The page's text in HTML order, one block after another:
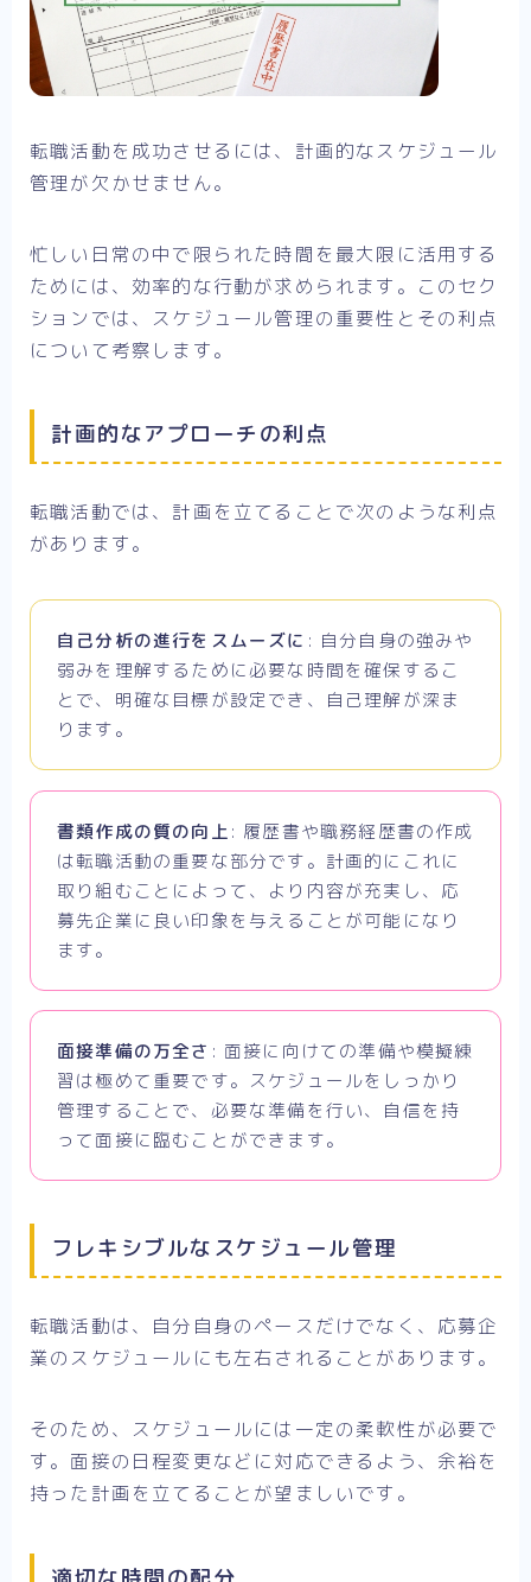
転職活動を成功させるには、計画的なスケジュール
管理が欠かせません。
忙しい日常の中で限られた時間を最大限に活用する
ためには、効率的な行動が求められます。このセク
ションでは、スケジュール管理の重要性とその利点
について考察します。
計画的なアプローチの利点
転職活動では、計画を立てることで次のような利点
があります。
自己分析の進行をスムーズに : 自分自身の強みや
弱みを理解するために必要な時間を確保するこ
とで、明確な目標が設定でき、自己理解が深ま
ります。
書類作成の質の向上: 履歴書や職務経歴書の作成
は転職活動の重要な部分です。計画的にこれに
取り組むことによって、より内容が充実し、応
募先企業に良い印象を与えることが可能になり
ます。
面接準備の万全さ : 面接に向けての準備や模擬練
習は極めて重要です。スケジュールをしっかり
管理することで、必要な準備を行い、自信を持
って面接に臨むことができます。
フレキシブルなスケジュール管理
転職活動は、自分自身のペースだけでなく、応募企
業のスケジュールにも左右されることがあります。
そのため、スケジュールには一定の柔軟性が必要で
す。面接の日程変更などに対応できるよう、余裕を
持った計画を立てることが望ましいです。